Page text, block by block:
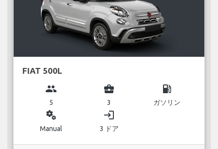
FIAT 500L
group
5
business_center
3
local_gas_station
ガソリン
miscellaneous_services
Manual
login
3 ドア